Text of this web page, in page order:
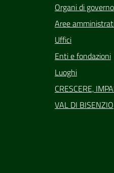
Organi di governo
Aree
Uffici
Enti e fondazioni
Luoghi
CRESCERE,
VAL DI BISENZIO